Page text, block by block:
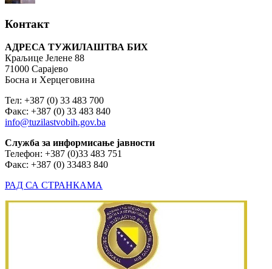
Контакт
АДРЕСА ТУЖИЛАШТВА БИХ
Краљице Јелене 88
71000 Сарајево
Босна и Херцеговина
Тел: +387 (0) 33 483 700
Факс: +387 (0) 33 483 840
info@tuzilastvobih.gov.ba
Служба за информисање јавности
Телефон: +387 (0)33 483 751
Факс: +387 (0) 33483 840
РАД СА СТРАНКАМА